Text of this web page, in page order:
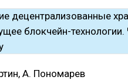
А. Пономарев